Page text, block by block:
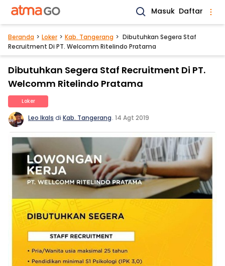
Masuk Daftar
Beranda Loker Kab. Tangerang
Dibutuhkan Segera Staf
Recruitment Di PT. Welcomm Ritelindo Pratama
Dibutuhkan Segera Staf Recruitment Di PT.
Welcomm Ritelindo Pratama
Loker
Leo Ikals di Kab. Tangerang. 14 Agt 2019